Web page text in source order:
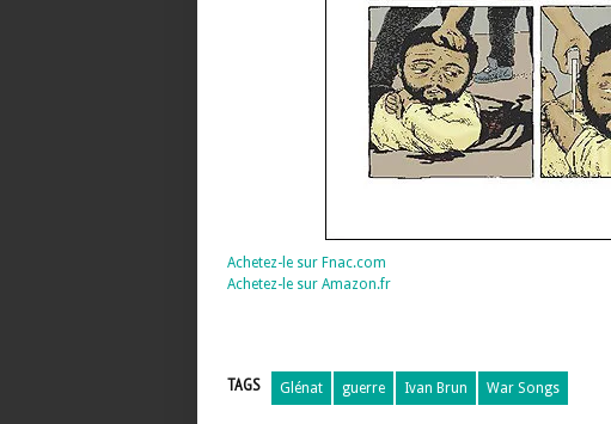
Achetez-le sur Fnac.com
Achetez-le sur Amazon.fr
TAGS Glénat guerre Ivan Brun War Songs